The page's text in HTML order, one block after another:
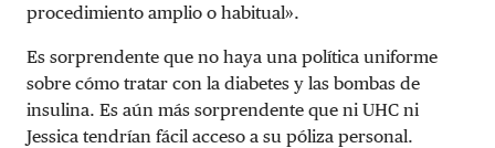
procedimiento amplio o habitual».
Es sorprendente que no haya una política uniforme
sobre cómo tratar con la diabetes y las bombas de
insulina. Es aún más sorprendente que ni UHC ni
Jessica tendrían fácil acceso a su póliza personal.